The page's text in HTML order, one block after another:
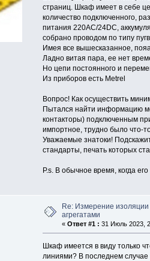
страниц. Шкаф имеет в себе
количество подключенного,
питания 220АС/24DC,
собрано проводом по типу
Имея все вышесказанное,
Ладно витая пара, ее нет
Но цепи постоянного и
Из приборов есть Metrel
Вопрос! Как осуществить
Пытался найти информацию
контакторы) подключенным
импортное, трудно было что-
Уважаемые знатоки!
стандарты, печать которых
P.s. В обычное время, когда
Re: Измерение
агрегатами
« Ответ #1 : 31 Июль 2023,
Шкаф имеется в виду только
линиями? В последнем